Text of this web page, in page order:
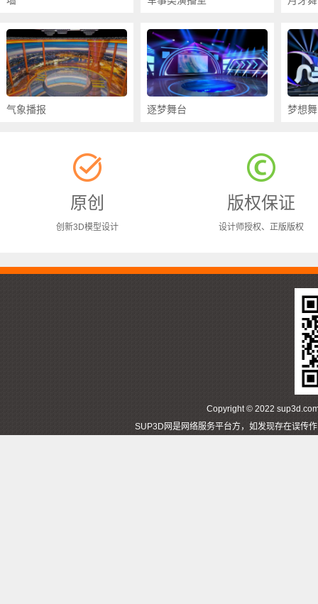
气象播报 逐梦舞台 梦想
原创
创新3D模型设计
版权保证
设计师授权、正版版权
Copyright © 2022
SUP3D网是网络服务平台方，如发现存在误传